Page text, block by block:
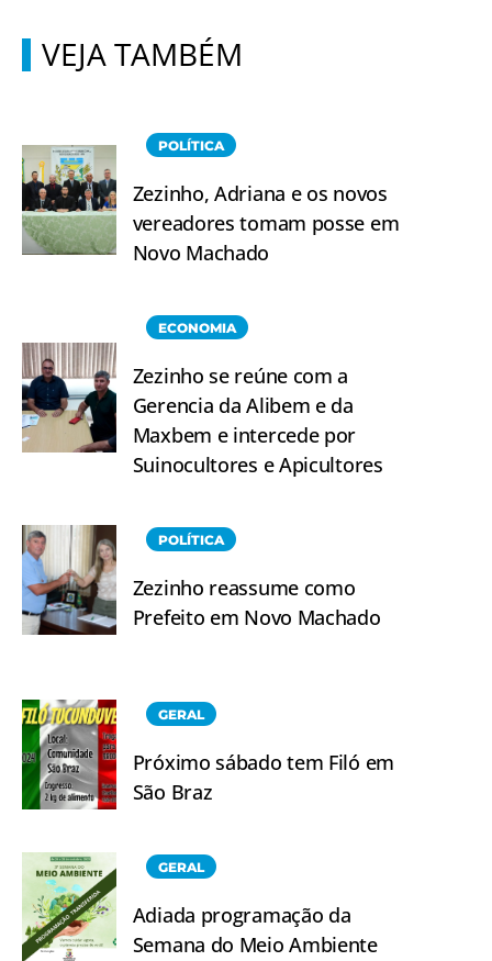
VEJA TAMBÉM
POLÍTICA
Zezinho, Adriana e os novos
vereadores tomam posse em
Novo Machado
ECONOMIA
Zezinho se reúne com a
Gerencia da Alibem e da
Maxbem e intercede por
Suinocultores e Apicultores
POLÍTICA
Zezinho reassume como
Prefeito em Novo Machado
GERAL
Próximo sábado tem Filó em
São Braz
GERAL
Adiada programação da
Semana do Meio Ambiente